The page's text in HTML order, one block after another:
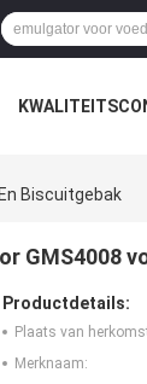
Biscuitgebak
GMS4008
Productdetails:
Plaats van
Merknaam: